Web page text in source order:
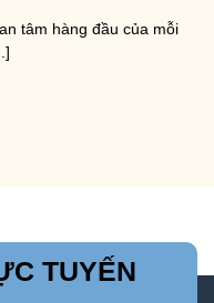
tâm hàng đầu của mỗi
TUYẾN